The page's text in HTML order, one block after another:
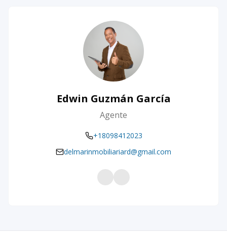
Edwin Guzmán García
Agente
+18098412023
delmarinmobiliariard@gmail.com